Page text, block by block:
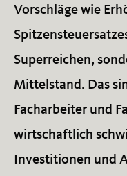
Vorschläge wie
Superreichen,
Mittelstand. Das
Facharbeiter und
wirtschaftlich
Investitionen und